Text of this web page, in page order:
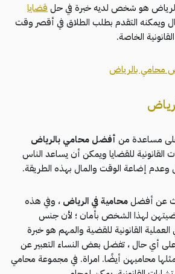
الرياض هو شخص لديه خبرة في حل قضايا
ويمكنه التقدم بطلب الطلاق في أقصر وقت
الخاصة.
محامي بالرياض
مساعدة من أفضل محامي بالرياض
القانونية للقضايا ويمكن أن يساعد الناس
إضاعة الوقت والمال بهذه الطريقة.
عن أفضلمحامية في الرياض ، وفي هذه
لهذا الشخص بأمان ؛ لأن جنس
القانونية للقضية والمهم هو خبرة
أي حال ، تفضل بعض النساء التعبير عن
محاميهن أيضًا. امراة. في مجموعة محامي